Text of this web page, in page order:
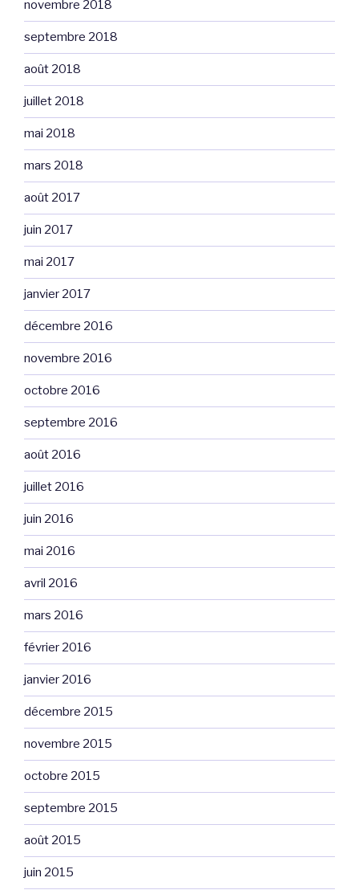
novembre 2018
septembre 2018
août 2018
juillet 2018
mai 2018
mars 2018
août 2017
juin 2017
mai 2017
janvier 2017
décembre 2016
novembre 2016
octobre 2016
septembre 2016
août 2016
juillet 2016
juin 2016
mai 2016
avril 2016
mars 2016
février 2016
janvier 2016
décembre 2015
novembre 2015
octobre 2015
septembre 2015
août 2015
juin 2015